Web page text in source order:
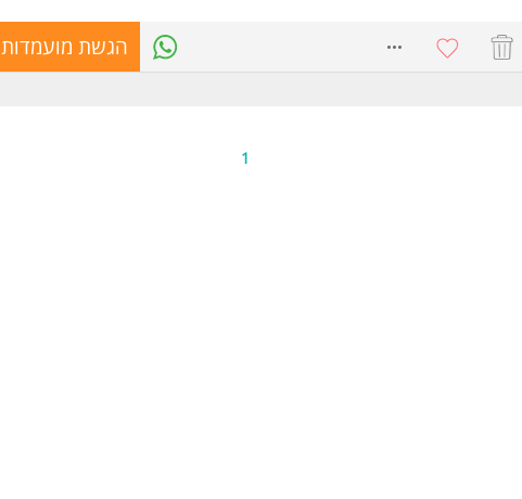
נכונות לעבודה 24/7 חובה!!
זמינות לעבודה בשבתות וחגים
ניידות חובה המשרה מיועדת לנשים ולגברים כאחד.
הגשת מועמדות
1